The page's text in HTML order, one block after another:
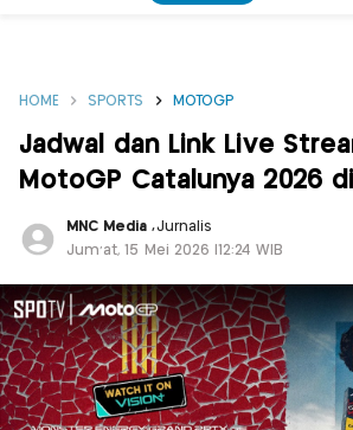
HOME SPORTS MOTOGP
Jadwal dan Link Live
MotoGP Catalunya 2026
MNC Media,Jurnalis
Jum'at, 15 Mei 2026 |12:24 WIB